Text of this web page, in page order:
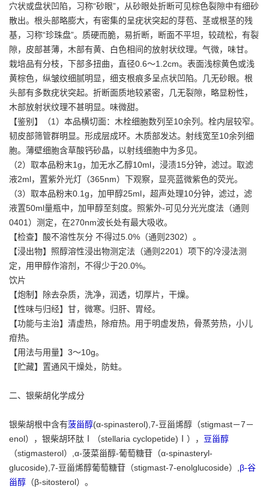
穴状或盘状凹陷，习称“砂眼”，从砂眼处折断可见棕色裂隙中有细砂
散出。根头部略膨大，有密集的呈疣状突起的芽苞、茎或根茎的残
基，习称“珍珠盘”。质硬而脆，易折断，断面不平坦，较疏松，有裂
隙，皮部甚薄，木部有黄、白色相间的放射状纹理。气微，味甘。
栽培品有分枝，下部多扭曲，直径0.6～1.2cm。表面浅棕黄色或浅
黄棕色，纵皱纹细腻明显，细支根痕多呈点状凹陷。几无砂眼。根
头部有多数疣状突起。折断面质地较紧密，几无裂隙，略显粉性，
木部放射状纹理不甚明显。味微甜。
【鉴别】（1）本品横切面：木栓细胞数列至10余列。栓内层较窄。
韧皮部筛管群明显。形成层成环。木质部发达。射线宽至10余列细
胞。薄壁细胞含草酸钙砂晶，以射线细胞中为多见。
（2）取本品粉末1g，加无水乙醇10ml，浸渍15分钟，滤过。取滤
液2ml，置紫外光灯（365nm）下观察，显亮蓝微紫色的荧光。
（3）取本品粉末0.1g，加甲醇25ml，超声处理10分钟，滤过，滤
液置50ml量瓶中，加甲醇至刻度。照紫外-可见分光光度法（通则
0401）测定，在270nm波长处有最大吸收。
【检查】酸不溶性灰分 不得过5.0%（通则2302）。
【浸出物】照醇溶性浸出物测定法（通则2201）项下的冷浸法测
定，用甲醇作溶剂，不得少于20.0%。
饮片
【炮制】除去杂质，洗净，润透，切厚片，干燥。
【性味与归经】甘，微寒。归肝、胃经。
【功能与主治】清虚热，除疳热。用于明虚发热，骨蒸劳热，小儿
疳热。
【用法与用量】3～10g。
【贮藏】置通风干燥处，防蛀。
二、银柴胡化学成分
银柴胡根中含有菠甾醇(α-spinasterol),7-豆甾烯醇（stigmast－7－
enol），银柴胡环肽Ⅰ（stellaria cyclopetide)Ⅰ）， 豆甾醇
（stigmasterol）,α-菠菜甾醇-葡萄糖苷（α-spinasteryl-
glucoside),7-豆甾烯醇葡萄糖苷（stigmast-7-enolglucoside）, β-谷
甾醇 （β-sitosterol）。